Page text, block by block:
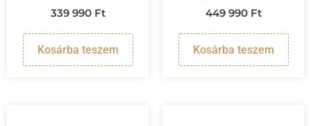
339 990 Ft
Kosárba teszem
449 990 Ft
Kosárba teszem